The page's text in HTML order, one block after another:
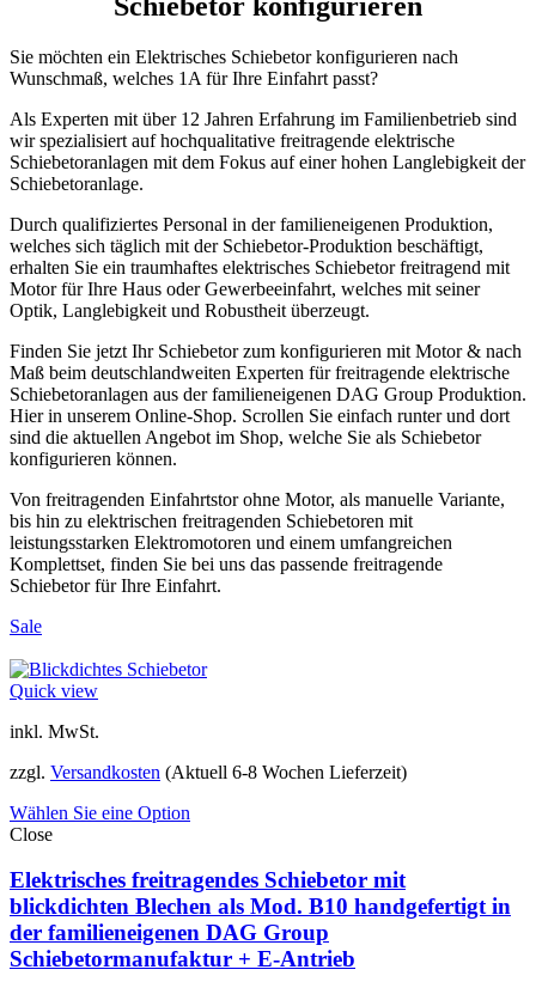
Sie möchten ein Elektrisches Schiebetor konfigurieren nach
Wunschmaß, welches 1A für Ihre Einfahrt passt?
Als Experten mit über 12 Jahren Erfahrung im Familienbetrieb sind
wir spezialisiert auf hochqualitative freitragende elektrische
Schiebetoranlagen mit dem Fokus auf einer hohen Langlebigkeit der
Schiebetoranlage.
Durch qualifiziertes Personal in der familieneigenen Produktion,
welches sich täglich mit der Schiebetor-Produktion beschäftigt,
erhalten Sie ein traumhaftes elektrisches Schiebetor freitragend mit
Motor für Ihre Haus oder Gewerbeeinfahrt, welches mit seiner
Optik, Langlebigkeit und Robustheit überzeugt.
Finden Sie jetzt Ihr Schiebetor zum konfigurieren mit Motor & nach
Maß beim deutschlandweiten Experten für freitragende elektrische
Schiebetoranlagen aus der familieneigenen DAG Group Produktion.
Hier in unserem Online-Shop. Scrollen Sie einfach runter und dort
sind die aktuellen Angebot im Shop, welche Sie als Schiebetor
konfigurieren können.
Von freitragenden Einfahrtstor ohne Motor, als manuelle Variante,
bis hin zu elektrischen freitragenden Schiebetoren mit
leistungsstarken Elektromotoren und einem umfangreichen
Komplettset, finden Sie bei uns das passende freitragende
Schiebetor für Ihre Einfahrt.
Sale
Quick view
inkl. MwSt.
zzgl. Versandkosten (Aktuell 6-8 Wochen Lieferzeit)
Wählen Sie eine Option
Close
Elektrisches freitragendes Schiebetor mit
blickdichten Blechen als Mod. B10 handgefertigt in
der familieneigenen DAG Group
Schiebetormanufaktur + E-Antrieb